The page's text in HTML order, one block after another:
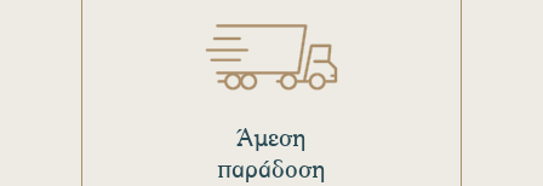
Άμεση
παράδοση